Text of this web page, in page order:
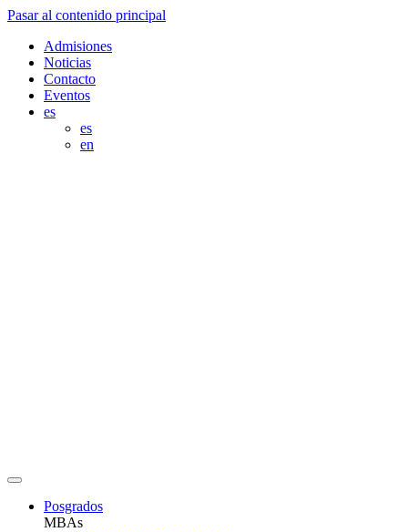
Pasar al contenido principal
Admisiones
Noticias
Contacto
Eventos
es
es
en
Posgrados
MBAs